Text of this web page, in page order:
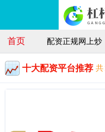
首页 配资正规网上炒
十大配资平台推荐 共